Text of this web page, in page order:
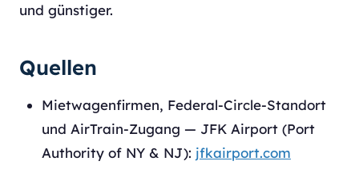
und günstiger.
Quellen
Mietwagenfirmen, Federal-Circle-Standort
und AirTrain-Zugang — JFK Airport (Port
Authority of NY & NJ): jfkairport.com